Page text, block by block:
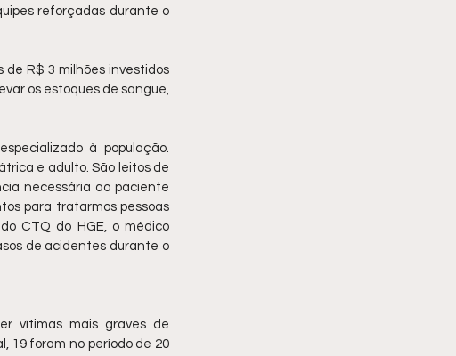
reforçadas durante o
de R$ 3 milhões investidos
os estoques de sangue,
à população.
e adulto. São leitos de
necessária ao paciente
para tratarmos pessoas
CTQ do HGE, o médico
de acidentes durante o
vítimas mais graves de
19 foram no período de 20